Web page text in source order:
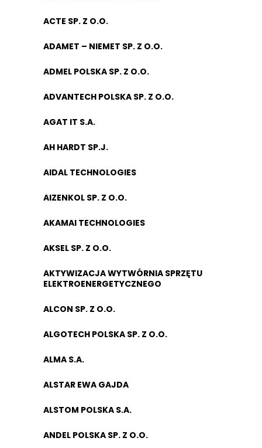
ACTE SP. Z O.O.
ADAMET – NIEMET SP. Z O.O.
ADMEL POLSKA SP. Z O.O.
ADVANTECH POLSKA SP. Z O.O.
AGAT IT S.A.
AH HARDT SP.J.
AIDAL TECHNOLOGIES
AIZENKOL SP. Z O.O.
AKAMAI TECHNOLOGIES
AKSEL SP. Z O.O.
AKTYWIZACJA WYTWÓRNIA SPRZĘTU
ELEKTROENERGETYCZNEGO
ALCON SP. Z O.O.
ALGOTECH POLSKA SP. Z O.O.
ALMA S.A.
ALSTAR EWA GAJDA
ALSTOM POLSKA S.A.
ANDEL POLSKA SP. Z O.O.